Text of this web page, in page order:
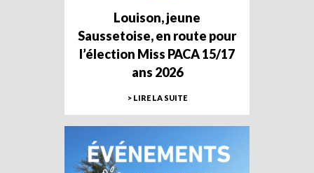
Louison, jeune
Saussetoise, en route pour
l’élection Miss PACA 15/17
ans 2026
> LIRE LA SUITE